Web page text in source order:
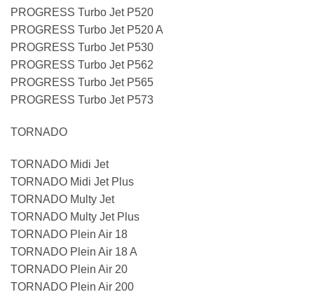
PROGRESS Turbo Jet P520
PROGRESS Turbo Jet P520 A
PROGRESS Turbo Jet P530
PROGRESS Turbo Jet P562
PROGRESS Turbo Jet P565
PROGRESS Turbo Jet P573
TORNADO
TORNADO Midi Jet
TORNADO Midi Jet Plus
TORNADO Multy Jet
TORNADO Multy Jet Plus
TORNADO Plein Air 18
TORNADO Plein Air 18 A
TORNADO Plein Air 20
TORNADO Plein Air 200